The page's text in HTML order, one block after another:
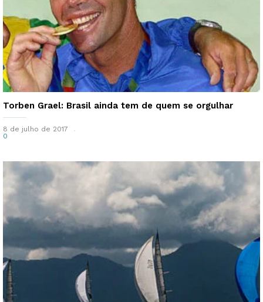
Torben Grael: Brasil ainda tem de quem se orgulhar
8 de julho de 2017
0